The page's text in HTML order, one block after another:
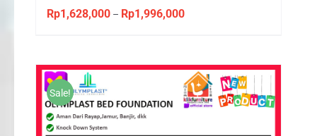
Rp1,628,000 – Rp1,996,000Price
through
Rp1,996,000
Sale!